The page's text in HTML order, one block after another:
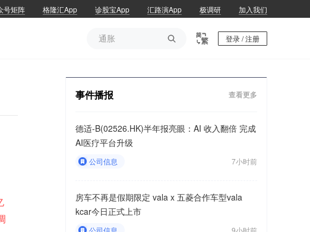
号矩阵 格隆汇App 诊股宝App 汇路演App 极调研 加入我们

通胀
登录 / 注册
事件播报 查看更多
德适-B(02526.HK)半年报亮眼：AI 收入翻倍 完成
AI医疗平台升级
公司信息 7小时前
房车不再是假期限定 vala x 五菱合作车型vala
kcar今日正式上市
公司信息 9小时前